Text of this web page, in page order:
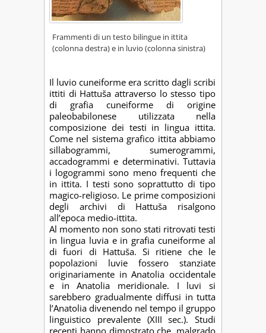
Frammenti di un testo bilingue in ittita
(colonna destra) e in luvio (colonna sinistra)
Il luvio cuneiforme era scritto dagli scribi
ittiti di Hattuša attraverso lo stesso tipo
di grafia cuneiforme di origine
paleobabilonese utilizzata nella
composizione dei testi in lingua ittita.
Come nel sistema grafico ittita abbiamo
sillabogrammi, sumerogrammi,
accadogrammi e determinativi. Tuttavia
i logogrammi sono meno frequenti che
in ittita. I testi sono soprattutto di tipo
magico-religioso. Le prime composizioni
degli archivi di Hattuša risalgono
all’epoca medio-ittita.
Al momento non sono stati ritrovati testi
in lingua luvia e in grafia cuneiforme al
di fuori di Hattuša. Si ritiene che le
popolazioni luvie fossero stanziate
originariamente in Anatolia occidentale
e in Anatolia meridionale. I luvi si
sarebbero gradualmente diffusi in tutta
l’Anatolia divenendo nel tempo il gruppo
linguistico prevalente (XIII sec.). Studi
recenti hanno dimostrato che, malgrado